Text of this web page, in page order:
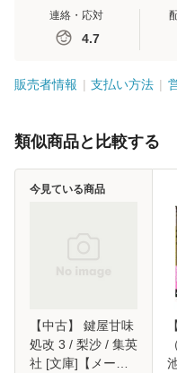
連絡・応対
4.7
販売者情報 支払い方法
類似商品と比較する
【中古】 鍵屋甘味
処改 3 / 梨沙 / 集英
社 [文庫]【メール
今見ている商品